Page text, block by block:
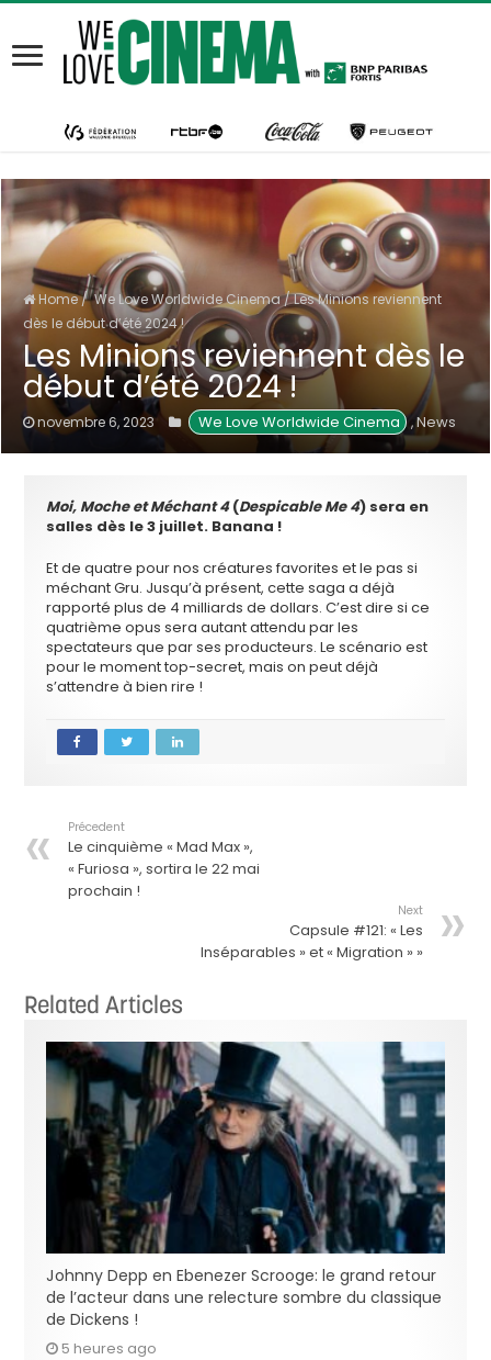
Home/We Love Worldwide Cinema/Les Minions reviennent
dès le début d’été 2024 !
Les Minions reviennent dès le
début d’été 2024 !
novembre 6, 2023 We Love Worldwide Cinema ,News
Moi, Moche et Méchant 4(Despicable Me 4) sera en
salles dès le 3 juillet. Banana !
Et de quatre pour nos créatures favorites et le pas si
méchant Gru. Jusqu’à présent, cette saga a déjà
rapporté plus de 4 milliards de dollars. C’est dire si ce
quatrième opus sera autant attendu par les
spectateurs que par ses producteurs. Le scénario est
pour le moment top-secret, mais on peut déjà
s’attendre à bien rire !
Précedent
Le cinquième « Mad Max »,
« Furiosa », sortira le 22 mai
prochain !
Next
Capsule #121: « Les
Inséparables » et « Migration » »
Related Articles
Johnny Depp en Ebenezer Scrooge: le grand retour
de l’acteur dans une relecture sombre du classique
de Dickens !
5 heures ago